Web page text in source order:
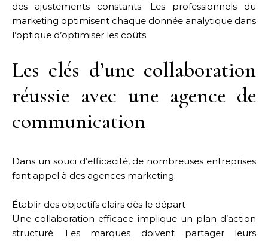
des ajustements constants. Les professionnels du
marketing optimisent chaque donnée analytique dans
l’optique d’optimiser les coûts.
Les clés d’une collaboration
réussie avec une agence de
communication
Dans un souci d’efficacité, de nombreuses entreprises
font appel à des agences marketing.
Établir des objectifs clairs dès le départ
Une collaboration efficace implique un plan d’action
structuré. Les marques doivent partager leurs